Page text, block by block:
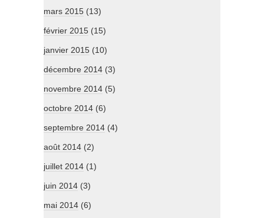
mars 2015 (13)
février 2015 (15)
janvier 2015 (10)
décembre 2014 (3)
novembre 2014 (5)
octobre 2014 (6)
septembre 2014 (4)
août 2014 (2)
juillet 2014 (1)
juin 2014 (3)
mai 2014 (6)